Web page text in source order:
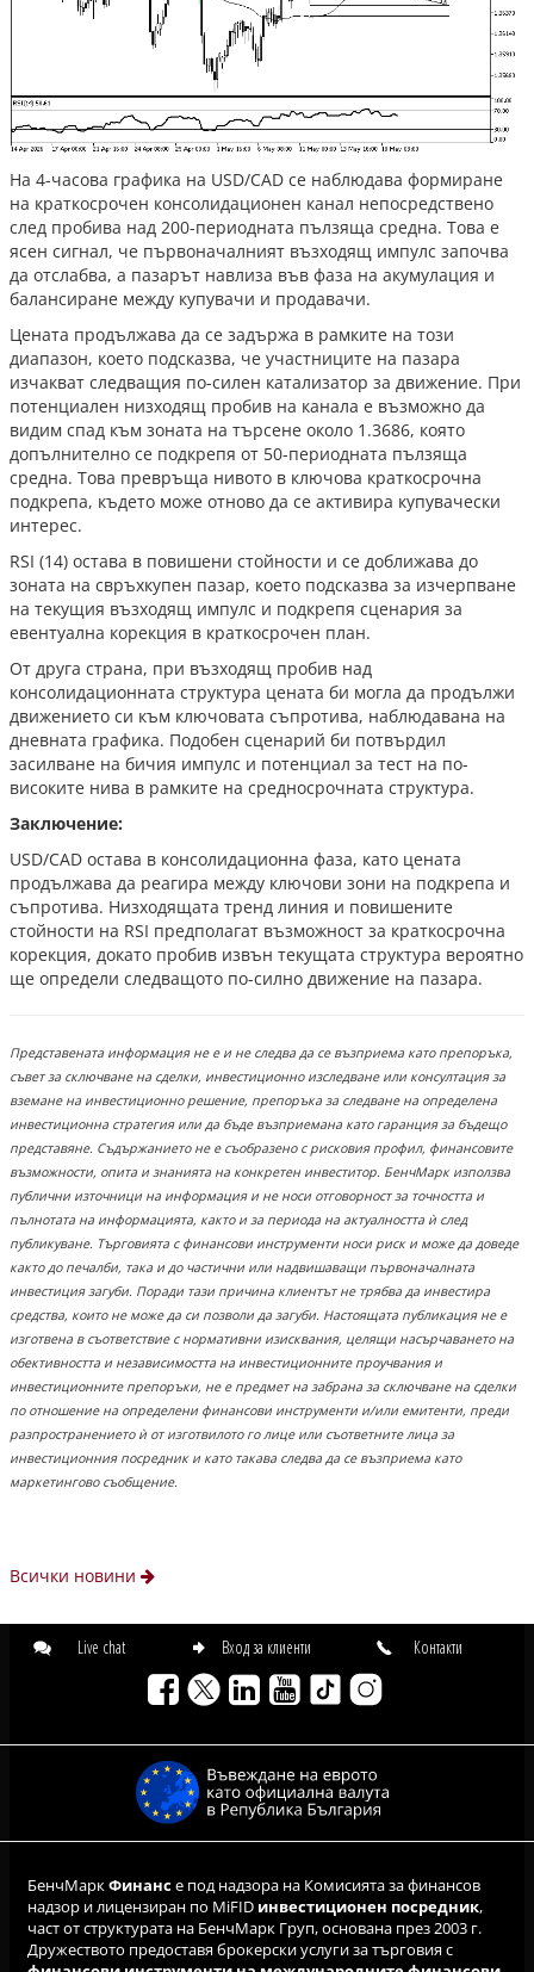
На 4-часова графика на USD/CAD се наблюдава формиране
на краткосрочен консолидационен канал непосредствено
след пробива над 200-периодната пълзяща средна. Това е
ясен сигнал, че първоначалният възходящ импулс започва
да отслабва, а пазарът навлиза във фаза на акумулация и
балансиране между купувачи и продавачи.
Цената продължава да се задържа в рамките на този
диапазон, което подсказва, че участниците на пазара
изчакват следващия по-силен катализатор за движение. При
потенциален низходящ пробив на канала е възможно да
видим спад към зоната на търсене около 1.3686, която
допълнително се подкрепя от 50-периодната пълзяща
средна. Това превръща нивото в ключова краткосрочна
подкрепа, където може отново да се активира купувачески
интерес.
RSI (14) остава в повишени стойности и се доближава до
зоната на свръхкупен пазар, което подсказва за изчерпване
на текущия възходящ импулс и подкрепя сценария за
евентуална корекция в краткосрочен план.
От друга страна, при възходящ пробив над
консолидационната структура цената би могла да продължи
движението си към ключовата съпротива, наблюдавана на
дневната графика. Подобен сценарий би потвърдил
засилване на бичия импулс и потенциал за тест на по-
високите нива в рамките на средносрочната структура.
Заключение:
USD/CAD остава в консолидационна фаза, като цената
продължава да реагира между ключови зони на подкрепа и
съпротива. Низходящата тренд линия и повишените
стойности на RSI предполагат възможност за краткосрочна
корекция, докато пробив извън текущата структура вероятно
ще определи следващото по-силно движение на пазара.
Представената информация не е и не следва да се възприема като препоръка,
съвет за сключване на сделки, инвестиционно изследване или консултация за
вземане на инвестиционно решение, препоръка за следване на определена
инвестиционна стратегия или да бъде възприемана като гаранция за бъдещо
представяне. Съдържанието не е съобразено с рисковия профил, финансовите
възможности, опита и знанията на конкретен инвеститор. БенчМарк използва
публични източници на информация и не носи отговорност за точността и
пълнотата на информацията, както и за периода на актуалността ѝ след
публикуване. Търговията с финансови инструменти носи риск и може да доведе
както до печалби, така и до частични или надвишаващи първоначалната
инвестиция загуби. Поради тази причина клиентът не трябва да инвестира
средства, които не може да си позволи да загуби. Настоящата публикация не е
изготвена в съответствие с нормативни изисквания, целящи насърчаването на
обективността и независимостта на инвестиционните проучвания и
инвестиционните препоръки, не е предмет на забрана за сключване на сделки
по отношение на определени финансови инструменти и/или емитенти, преди
разпространението ѝ от изготвилото го лице или съответните лица за
инвестиционния посредник и като такава следва да се възприема като
маркетингово съобщение.
Всички новини
Live chat Вход за клиенти Контакти
БенчМаркФинансе под надзора на Комисията за финансов
надзор и лицензиран по MiFID инвестиционен посредник,
част от структурата на БенчМарк Груп, основана през 2003 г.
Дружеството предоставя брокерски услуги за търговия с